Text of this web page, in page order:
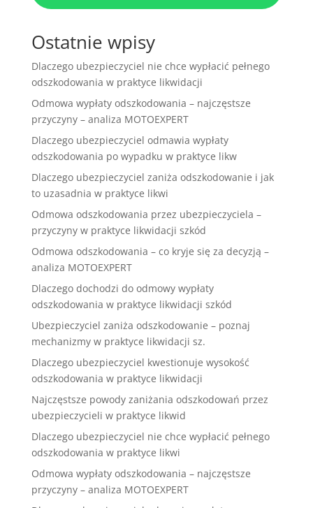
Ostatnie wpisy
Dlaczego ubezpieczyciel nie chce wypłacić pełnego
odszkodowania w praktyce likwidacji
Odmowa wypłaty odszkodowania – najczęstsze
przyczyny – analiza MOTOEXPERT
Dlaczego ubezpieczyciel odmawia wypłaty
odszkodowania po wypadku w praktyce likw
Dlaczego ubezpieczyciel zaniża odszkodowanie i jak
to uzasadnia w praktyce likwi
Odmowa odszkodowania przez ubezpieczyciela –
przyczyny w praktyce likwidacji szkód
Odmowa odszkodowania – co kryje się za decyzją –
analiza MOTOEXPERT
Dlaczego dochodzi do odmowy wypłaty
odszkodowania w praktyce likwidacji szkód
Ubezpieczyciel zaniża odszkodowanie – poznaj
mechanizmy w praktyce likwidacji sz.
Dlaczego ubezpieczyciel kwestionuje wysokość
odszkodowania w praktyce likwidacji
Najczęstsze powody zaniżania odszkodowań przez
ubezpieczycieli w praktyce likwid
Dlaczego ubezpieczyciel nie chce wypłacić pełnego
odszkodowania w praktyce likwi
Odmowa wypłaty odszkodowania – najczęstsze
przyczyny – analiza MOTOEXPERT